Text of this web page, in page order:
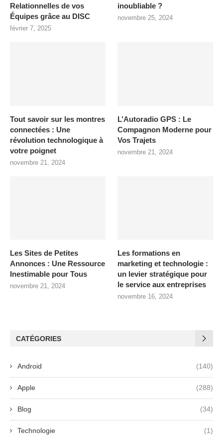
Relationnelles de vos
Équipes grâce au DISC
février 7, 2025
inoubliable ?
novembre 25, 2024
Tout savoir sur les montres
connectées : Une
révolution technologique à
votre poignet
novembre 21, 2024
L’Autoradio GPS : Le
Compagnon Moderne pour
Vos Trajets
novembre 21, 2024
Les Sites de Petites
Annonces : Une Ressource
Inestimable pour Tous
novembre 21, 2024
Les formations en
marketing et technologie :
un levier stratégique pour
le service aux entreprises
novembre 16, 2024
CATÉGORIES
Android (140)
Apple (288)
Blog (34)
Technologie (1)